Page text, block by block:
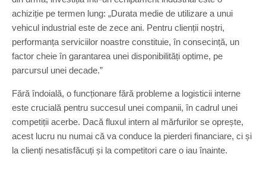
achiziție pe termen lung: „Durata medie de utilizare a unui
vehicul industrial este de zece ani. Pentru clienții noștri,
performanța serviciilor noastre constituie, în consecință, un
factor cheie în garantarea unei disponibilități optime, pe
parcursul unei decade.”
Fără îndoială, o funcționare fără probleme a logisticii interne
este crucială pentru succesul unei companii, în cadrul unei
competiții acerbe. Dacă fluxul intern al mărfurilor se oprește,
acest lucru nu numai că va conduce la pierderi financiare, ci și
la clienți nesatisfăcuți și la competitori care o iau înainte.